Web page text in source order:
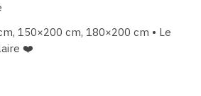
150×200 cm, 180×200 cm • Le
❤️